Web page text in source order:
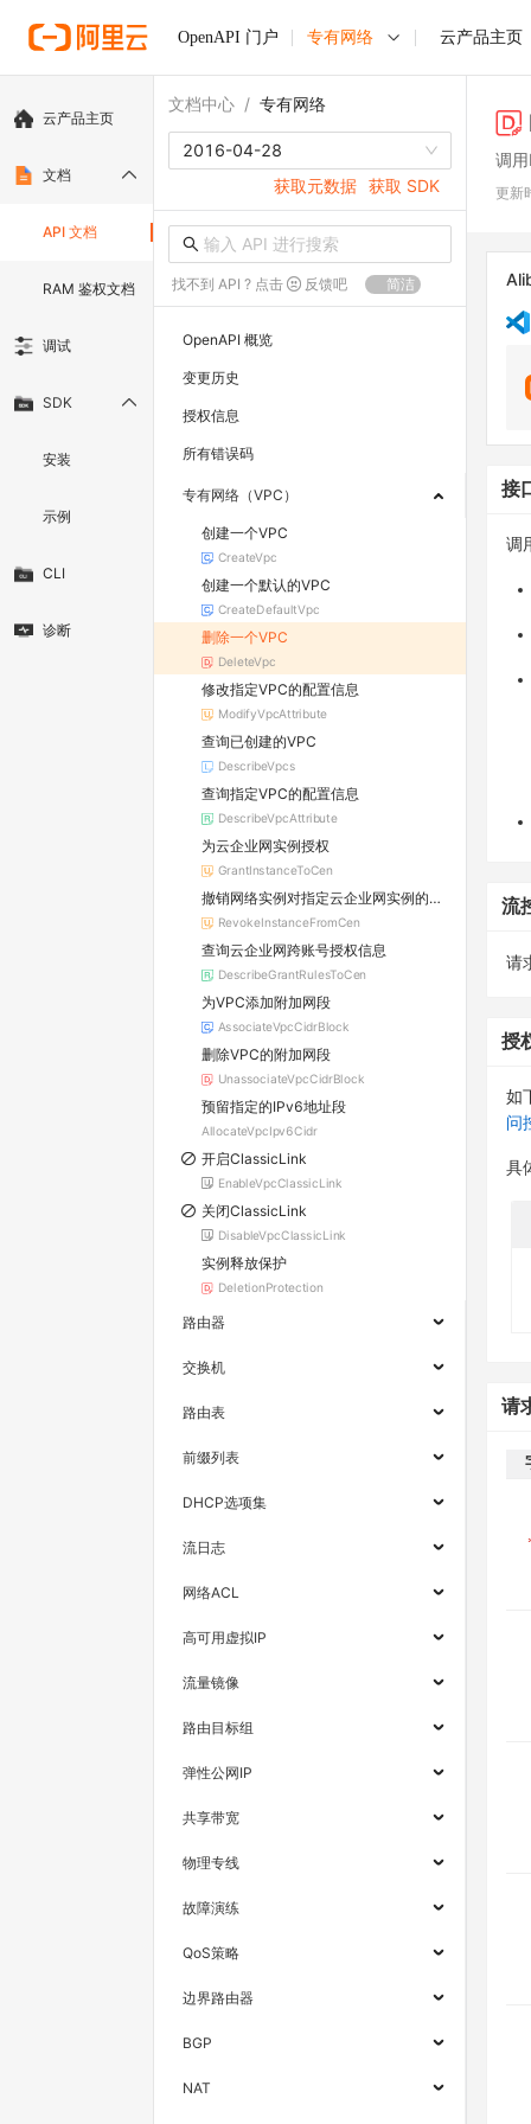
OpenAPI 门户 专有网络 云产品主页
云产品主页
文档
API 文档
RAM 鉴权文档
调试
SDK
安装
示例
CLI
诊断
文档中心 / 专有网络
2016-04-28
获取元数据 获取 SDK
找不到 API ? 点击 反馈吧 简洁
OpenAPI 概览
变更历史
授权信息
所有错误码
专有网络（VPC）
创建一个VPC
CreateVpc
创建一个默认的VPC
CreateDefaultVpc
删除一个VPC
DeleteVpc
修改指定VPC的配置信息
ModifyVpcAttribute
查询已创建的VPC
DescribeVpcs
查询指定VPC的配置信息
DescribeVpcAttribute
为云企业网实例授权
GrantInstanceToCen
撤销网络实例对指定云企业网实例的授权
RevokeInstanceFromCen
查询云企业网跨账号授权信息
DescribeGrantRulesToCen
为VPC添加附加网段
AssociateVpcCidrBlock
删除VPC的附加网段
UnassociateVpcCidrBlock
预留指定的IPv6地址段
AllocateVpcIpv6Cidr
开启ClassicLink
EnableVpcClassicLink
关闭ClassicLink
DisableVpcClassicLink
实例释放保护
DeletionProtection
路由器
交换机
路由表
前缀列表
DHCP选项集
流日志
网络ACL
高可用虚拟IP
流量镜像
路由目标组
弹性公网IP
共享带宽
物理专线
故障演练
QoS策略
边界路由器
BGP
NAT
调
更新
接
调
流
请
授
如
问
具
请